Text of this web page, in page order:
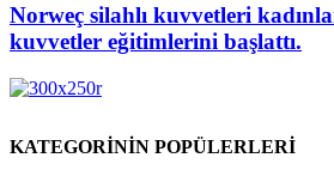
Norweç silahlı kuvvetleri
kuvvetler eğitimlerini başlattı.
KATEGORİNİN POPÜLERLERİ